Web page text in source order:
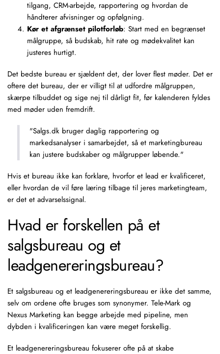
tilgang, CRM-arbejde, rapportering og hvordan de
håndterer afvisninger og opfølgning.
Kør et afgrænset pilotforløb: Start med en begrænset
målgruppe, så budskab, hit rate og mødekvalitet kan
justeres hurtigt.
Det bedste bureau er sjældent det, der lover flest møder. Det er
oftere det bureau, der er villigt til at udfordre målgruppen,
skærpe tilbuddet og sige nej til dårligt fit, før kalenderen fyldes
med møder uden fremdrift.
"Salgs.dk bruger daglig rapportering og
markedsanalyser i samarbejdet, så et marketingbureau
kan justere budskaber og målgrupper løbende."
Hvis et bureau ikke kan forklare, hvorfor et lead er kvalificeret,
eller hvordan de vil føre læring tilbage til jeres marketingteam,
er det et advarselssignal.
Hvad er forskellen på et
salgsbureau og et
leadgenereringsbureau?
Et salgsbureau og et leadgenereringsbureau er ikke det samme,
selv om ordene ofte bruges som synonymer. Tele-Mark og
Nexus Marketing kan begge arbejde med pipeline, men
dybden i kvalificeringen kan være meget forskellig.
Et leadgenereringsbureau fokuserer ofte på at skabe